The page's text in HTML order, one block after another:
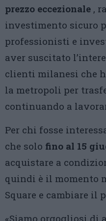
prezzo eccezionale ,
investimento sicuro
professionisti e
aver suscitato
clienti milanesi che
la metropoli per
continuando a
Per chi fosse
che solo fino al 15
acquistare a
quindi è il momento
Square e cambiare il
«Siamo orgogliosi di